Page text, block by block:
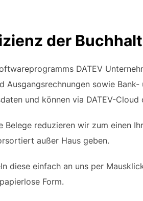
der
DATEV
Ausgangsrechnungen sowie
und können via DATEV-
Belege reduzieren wir zum einen
außer Haus geben.
diese einfach an uns per
Form.